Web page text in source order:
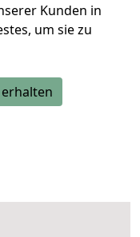
Kunden in
um sie zu